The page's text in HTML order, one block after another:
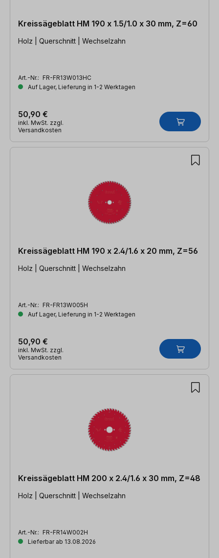
Kreissägeblatt HM 190 x 1.5/1.0 x 30 mm, Z=60
Holz | Querschnitt | Wechselzahn
Art.-Nr.: FR-FR13W013HC
Auf Lager, Lieferung in 1-2 Werktagen
50,90 €
inkl. MwSt. zzgl.
Versandkosten
Kreissägeblatt HM 190 x 2.4/1.6 x 20 mm, Z=56
Holz | Querschnitt | Wechselzahn
Art.-Nr.: FR-FR13W005H
Auf Lager, Lieferung in 1-2 Werktagen
50,90 €
inkl. MwSt. zzgl.
Versandkosten
Kreissägeblatt HM 200 x 2.4/1.6 x 30 mm, Z=48
Holz | Querschnitt | Wechselzahn
Art.-Nr.: FR-FR14W002H
Lieferbar ab 13.08.2026